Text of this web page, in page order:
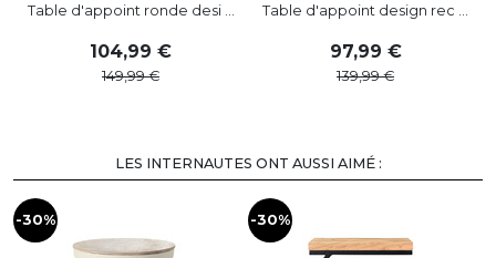
Table d'appoint ronde desi ...
104,99
149,99
Table d'appoint design rec ...
97,99
139,99
LES INTERNAUTES ONT AUSSI AIMÉ :
-30% -30%